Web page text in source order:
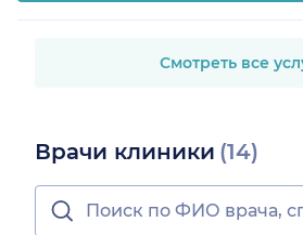
Смотреть все
Врачи клиники (14)